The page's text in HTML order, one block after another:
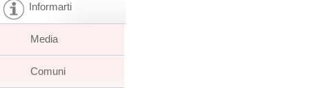
Informarti
Media
Comuni